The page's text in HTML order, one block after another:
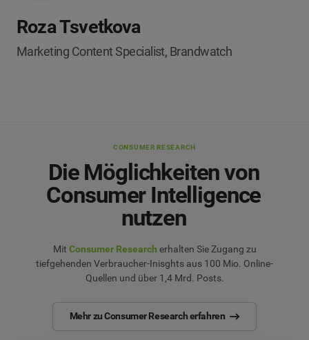
Roza Tsvetkova
Marketing Content Specialist, Brandwatch
CONSUMER RESEARCH
Die Möglichkeiten von
Consumer Intelligence
nutzen
Mit Consumer Research erhalten Sie Zugang zu
tiefgehenden Verbraucher-Inisghts aus 100 Mio. Online-
Quellen und über 1,4 Mrd. Posts.
Mehr zu Consumer Research erfahren